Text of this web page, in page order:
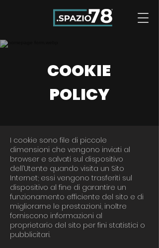
COOKIE
POLICY
I cookie sono file di piccole
dimensioni che vengono inviati al
browser e salvati sul dispositivo
dell’Utente quando visita un Sito
Internet; essi vengono trasferiti sul
dispositivo al fine di garantire un
funzionamento efficiente del sito e di
migliorarne le prestazioni, inoltre
forniscono informazioni al
proprietario del sito per fini statistici o
pubblicitari.​